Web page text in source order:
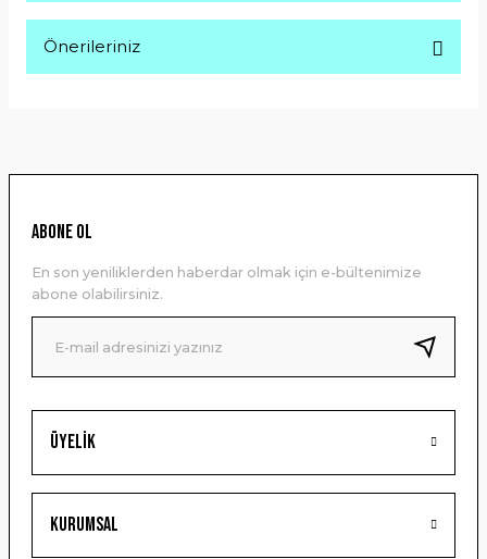
Önerileriniz
Ürün resmi kalitesiz, bozuk veya görüntülenemiyor.
Ürün bilgilerinde hatalar bulunuyor.
Ürün fiyatı diğer sitelerden daha pahalı.
Bu ürüne benzer farklı alternatifler olmalı.
Gönder
Üyelik
Kurumsal
ABONE OL
En son yeniliklerden haberdar olmak için e-bültenimize
abone olabilirsiniz.